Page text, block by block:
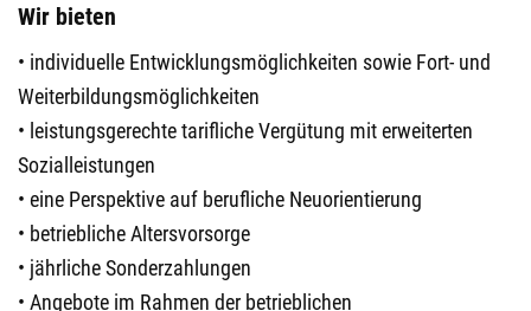
Wir bieten
• individuelle Entwicklungsmöglichkeiten sowie Fort- und
Weiterbildungsmöglichkeiten
• leistungsgerechte tarifliche Vergütung mit erweiterten
Sozialleistungen
• eine Perspektive auf berufliche Neuorientierung
• betriebliche Altersvorsorge
• jährliche Sonderzahlungen
• Angebote im Rahmen der betrieblichen